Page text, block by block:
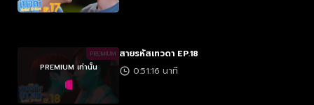
PREMIUM
PREMIUM เท่านั้น
สายรหัสเทวดา EP.18
0:51:16 นาที